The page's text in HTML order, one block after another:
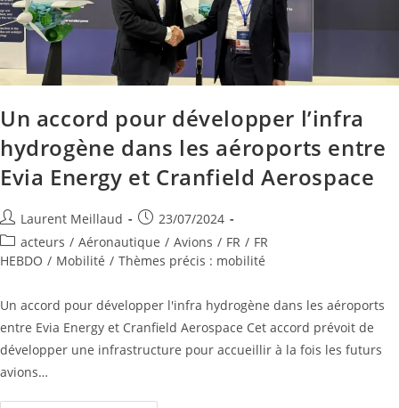
Un accord pour développer l’infra
hydrogène dans les aéroports entre
Evia Energy et Cranfield Aerospace
Laurent Meillaud
23/07/2024
acteurs / Aéronautique / Avions / FR / FR
HEBDO / Mobilité / Thèmes précis : mobilité
Un accord pour développer l'infra hydrogène dans les aéroports
entre Evia Energy et Cranfield Aerospace Cet accord prévoit de
développer une infrastructure pour accueillir à la fois les futurs
avions…